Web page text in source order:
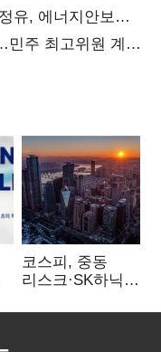
유, 에너지안보
주 최고위원 계파
코스피, 중동
리스크·SK하닉
뒷걸음